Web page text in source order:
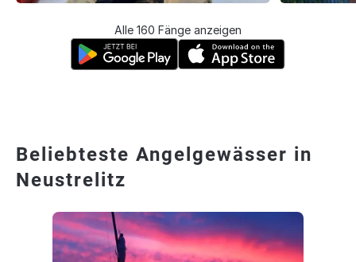
Alle 160 Fänge anzeigen
Beliebteste Angelgewässer in
Neustrelitz